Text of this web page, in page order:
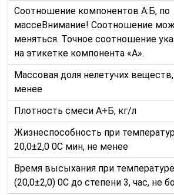
Соотношение компонентов А:Б, по
массеВнимание! Соотношение
меняться. Точное соотношение
на этикетке компонента «А».
Массовая доля нелетучих веществ,
менее
Плотность смеси А+Б, кг/л
Жизнеспособность при
20,0±2,0 0С мин, не менее
Время высыхания при температуре
(20,0±2,0) 0С до степени 3, час, не